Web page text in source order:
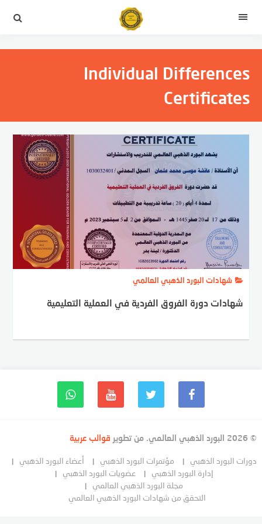
Individual Differences
Certificates
شهادات البورد الذهبي العالمي
شهادات دورة الفروق الفردية في العملية التعليمية
© 2026 البورد الذهبي العالمي. من تطوير قوالب عربية
دورات البورد الذهبي مؤتمرات البورد الذهبي
أعضاء البورد الذهبي
إدارة البورد الذهبي
عضويات البورد الذهبي
مجلة البورد الذهبي العالمي
التحقق من شهادات البورد الذهبي العالمي